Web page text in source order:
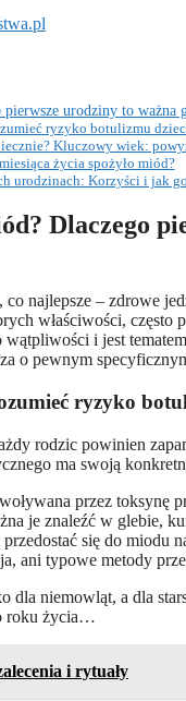
urodziny to ważna
ryzyko botulizmu
Kluczowy wiek:
życia spożyło miód?
urodzinach: Korzyści i jak
Dlaczego
najlepsze – zdrowe
właściwości,
wątpliwości i jest
o pewnym
ryzyko
rodzic powinien
ma swoją
przez toksynę
je znaleźć w glebie,
przedostać się do miodu
ani typowe metody
dla niemowląt, a dla
roku życia…
i rytuały